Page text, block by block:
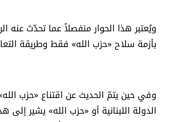
ويُعتبر هذا الحوار منفصلاً عما تحدّث عنه
بأزمة سلاح «حزب الله» فقط وطريقة
وفي حين يتمّ الحديث عن اقتناع «حزب
الدولة اللبنانية أو «حزب الله» يشير